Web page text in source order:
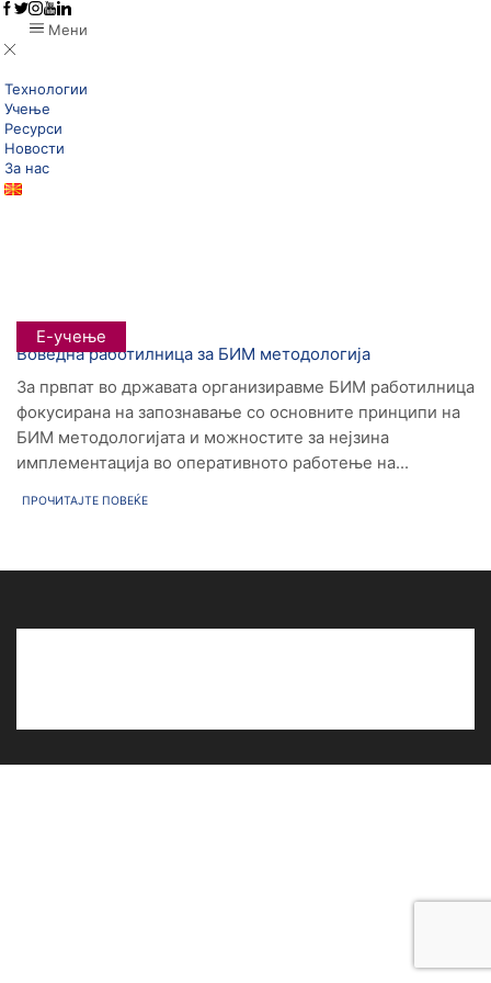
Мени
Технологии
Учење
Ресурси
Новости
За нас
Е-учење
Воведна работилница за БИМ методологија
За првпат во државата организиравме БИМ работилница
фокусирана на запознавање со основните принципи на
БИМ методологијата и можностите за нејзина
имплементација во оперативното работење на...
ПРОЧИТАЈТЕ ПОВЕЌЕ